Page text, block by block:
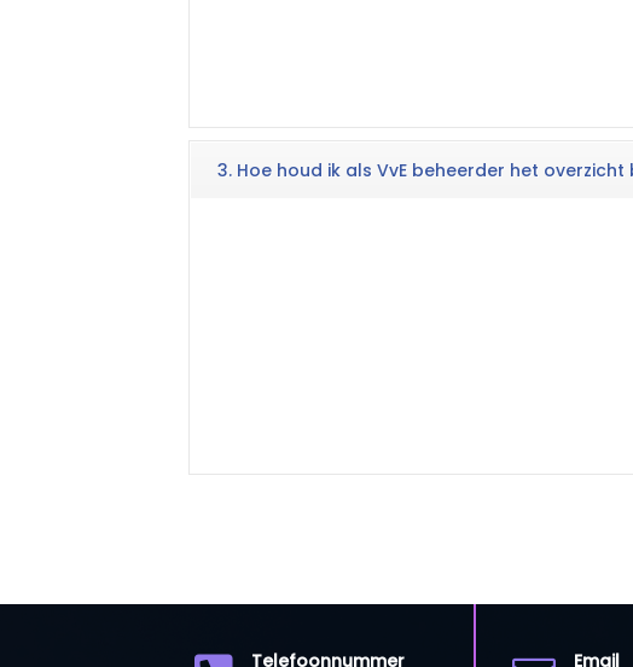
3. Hoe houd ik als VvE beheerder het
Telefoonnummer Email